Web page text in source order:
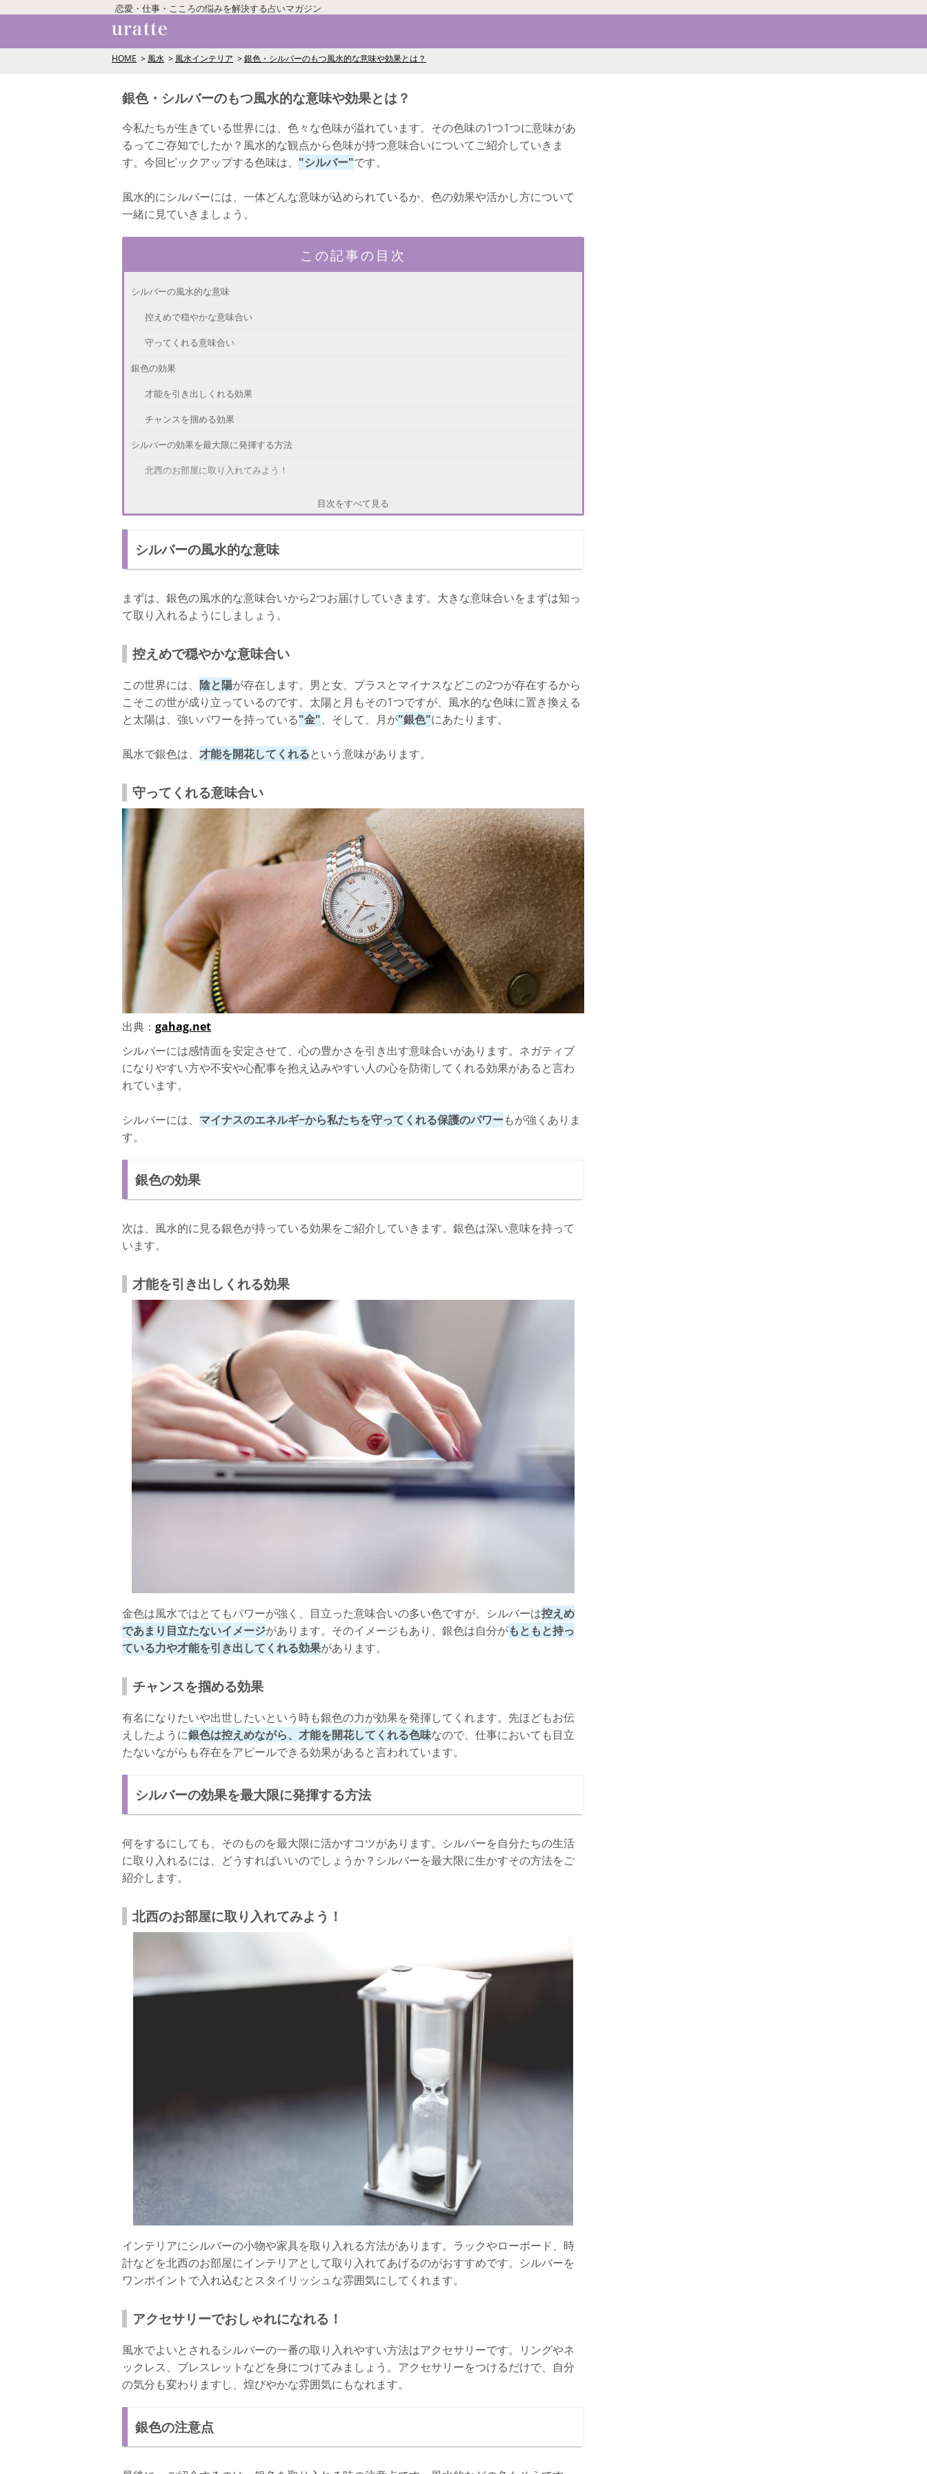
恋愛・仕事・こころの悩みを解決する占いマガジン
HOME 風水 風水インテリア 銀色・シルバーのもつ風水的な意味や効果とは？
銀色・シルバーのもつ風水的な意味や効果とは？
今私たちが生きている世界には、色々な色味が溢れています。その色味の1つ1つに意味があ
るってご存知でしたか？風水的な観点から色味が持つ意味合いについてご紹介していきま
す。今回ピックアップする色味は、 "シルバー"です。
風水的にシルバーには、一体どんな意味が込められているか、色の効果や活かし方について
一緒に見ていきましょう。
この記事の目次
シルバーの風水的な意味
控えめで穏やかな意味合い
守ってくれる意味合い
銀色の効果
才能を引き出しくれる効果
チャンスを掴める効果
シルバーの効果を最大限に発揮する方法
北西のお部屋に取り入れてみよう！
取り入れる銀色のトーンに注意しよう！
他の色と組み合わせてみよう！
さいごに
目次をすべて見る
シルバーの風水的な意味
まずは、銀色の風水的な意味合いから2つお届けしていきます。大きな意味合いをまずは知っ
て取り入れるようにしましょう。
控えめで穏やかな意味合い
この世界には、 陰と陽が存在します。男と女、プラスとマイナスなどこの2つが存在するから
こそこの世が成り立っているのです。太陽と月もその1つですが、風水的な色味に置き換える
と太陽は、強いパワーを持っている"金"、そして、月が"銀色"にあたります。
風水で銀色は、 才能を開花してくれるという意味があります。
守ってくれる意味合い
出典： gahag.net
シルバーには感情面を安定させて、心の豊かさを引き出す意味合いがあります。ネガティブ
になりやすい方や不安や心配事を抱え込みやすい人の心を防衛してくれる効果があると言わ
れています。
シルバーには、 マイナスのエネルギ−から私たちを守ってくれる保護のパワーもが強くありま
す。
銀色の効果
次は、風水的に見る銀色が持っている効果をご紹介していきます。銀色は深い意味を持って
います。
才能を引き出しくれる効果
金色は風水ではとてもパワーが強く、目立った意味合いの多い色ですが、シルバーは控えめ
であまり目立たないイメージがあります。そのイメージもあり、銀色は自分がもともと持っ
ている力や才能を引き出してくれる効果があります。
チャンスを掴める効果
有名になりたいや出世したいという時も銀色の力が効果を発揮してくれます。先ほどもお伝
えしたように銀色は控えめながら、才能を開花してくれる色味なので、仕事においても目立
たないながらも存在をアピールできる効果があると言われています。
シルバーの効果を最大限に発揮する方法
何をするにしても、そのものを最大限に活かすコツがあります。シルバーを自分たちの生活
に取り入れるには、どうすればいいのでしょうか？シルバーを最大限に生かすその方法をご
紹介します。
北西のお部屋に取り入れてみよう！
インテリアにシルバーの小物や家具を取り入れる方法があります。ラックやローボード、時
計などを北西のお部屋にインテリアとして取り入れてあげるのがおすすめです。シルバーを
ワンポイントで入れ込むとスタイリッシュな雰囲気にしてくれます。
アクセサリーでおしゃれになれる！
風水でよいとされるシルバーの一番の取り入れやすい方法はアクセサリーです。リングやネ
ックレス、ブレスレットなどを身につけてみましょう。アクセサリーをつけるだけで、自分
の気分も変わりますし、煌びやかな雰囲気にもなれます。
銀色の注意点